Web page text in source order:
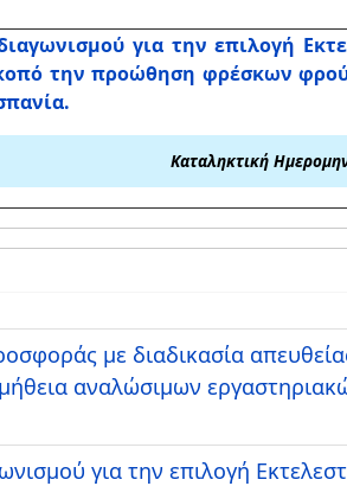
για την επιλογή
την προώθηση φρέσκων
Καταληκτική
με διαδικασία
αναλώσιμων
για την επιλογή